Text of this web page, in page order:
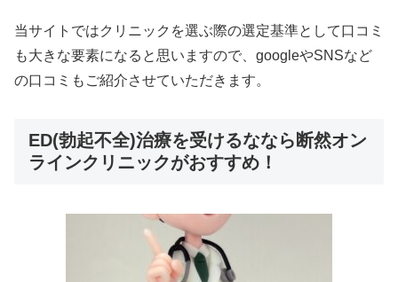
当サイトではクリニックを選ぶ際の選定基準として口コミ
も大きな要素になると思いますので、googleやSNSなど
の口コミもご紹介させていただきます。
ED(勃起不全)治療を受けるななら断然オン
ラインクリニックがおすすめ！